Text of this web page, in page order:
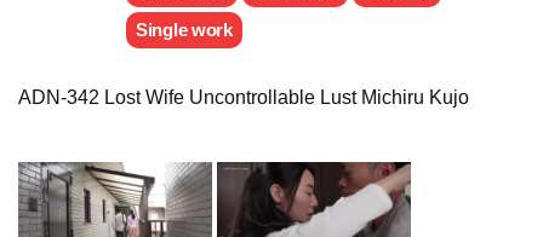
Single work
ADN-342 Lost Wife Uncontrollable Lust Michiru Kujo